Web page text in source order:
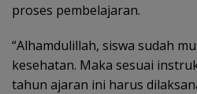
proses pembelajaran.
“Alhamdulillah, siswa sudah
kesehatan. Maka sesuai
tahun ajaran ini harus